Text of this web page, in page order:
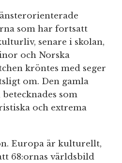
som har fortsatt
senare i skolan,
och Norska
kröntes med seger
om. Den gamla
som
och extrema
Europa är kulturellt,
68:ornas världsbild